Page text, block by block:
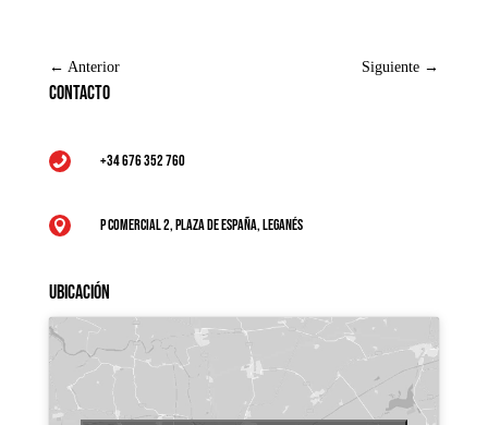
← Anterior Siguiente →
Contacto
 +34 676 352 760
 P Comercial 2, Plaza de España, Leganés
Ubicación